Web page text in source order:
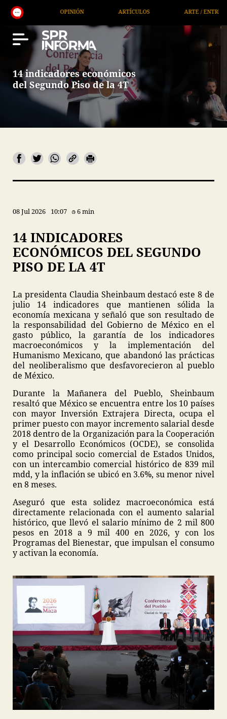
ARTÍCULOS ARTE / ENTRETENIMIENTO
14 indicadores económicos
del Segundo Piso de la 4T
08 Jul 2026 10:07 6 min
14 INDICADORES
ECONÓMICOS DEL SEGUNDO
PISO DE LA 4T
La presidenta Claudia Sheinbaum destacó este 8 de
julio 14 indicadores que mantienen sólida la
economía mexicana y señaló que son resultado de
la responsabilidad del Gobierno de México en el
gasto público, la garantía de los indicadores
macroeconómicos y la implementación del
Humanismo Mexicano, que abandonó las prácticas
del neoliberalismo que desfavorecieron al pueblo
de México.
Durante la Mañanera del Pueblo, Sheinbaum
resaltó que México se encuentra entre los 10 países
con mayor Inversión Extrajera Directa, ocupa el
primer puesto con mayor incremento salarial desde
2018 dentro de la Organización para la Cooperación
y el Desarrollo Económicos (OCDE), se consolida
como principal socio comercial de Estados Unidos,
con un intercambio comercial histórico de 839 mil
mdd, y la inflación se ubicó en 3.6%, su menor nivel
en 8 meses.
Aseguró que esta solidez macroeconómica está
directamente relacionada con el aumento salarial
histórico, que llevó el salario mínimo de 2 mil 800
pesos en 2018 a 9 mil 400 en 2026, y con los
Programas del Bienestar, que impulsan el consumo
y activan la economía.